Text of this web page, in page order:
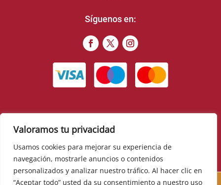
Valoramos tu privacidad
Usamos cookies para mejorar su experiencia de
navegación, mostrarle anuncios o contenidos
personalizados y analizar nuestro tráfico. Al hacer clic en
“Aceptar todo” usted da su consentimiento a nuestro uso
Síguenos en:
© 2022 – Food Romance Company – Todos los derechos
reservados
Cursos, novedades, promociones y mucho más. Sé el